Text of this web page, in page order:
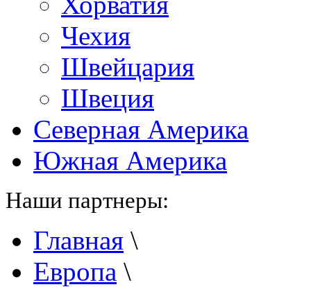
Чехия
Швейцария
Швеция
Северная Америка
Южная Америка
Наши партнеры:
Главная \
Европа \